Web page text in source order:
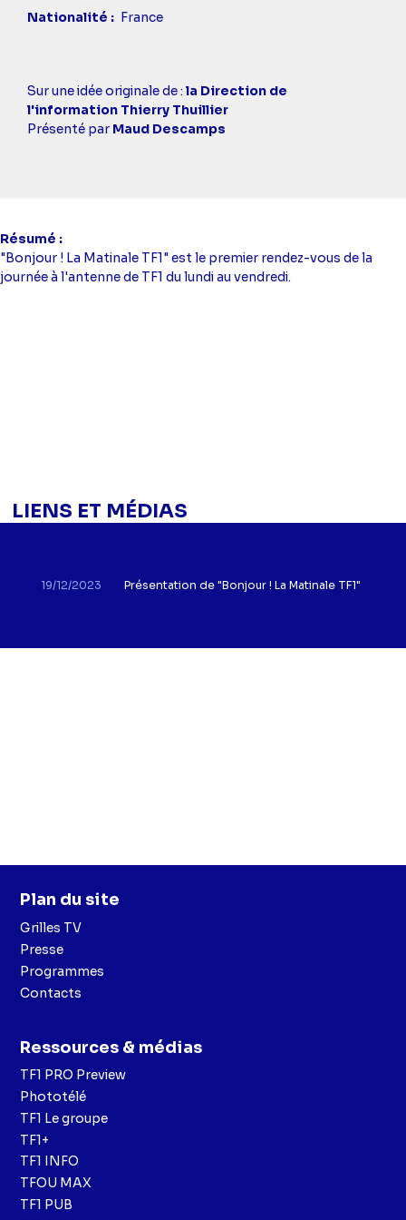
Nationalité
France
Casting
simba
Sur une idée originale de : la Direction de
l'information Thierry Thuillier
Présenté par Maud Descamps
Résumé
"Bonjour ! La Matinale TF1" est le premier rendez-vous de la
journée à l'antenne de TF1 du lundi au vendredi.
LIENS ET MÉDIAS
19/12/2023 Présentation de "Bonjour ! La Matinale TF1"
Plan du site
Grilles TV
Presse
Programmes
Contacts
Ressources & médias
TF1 PRO Preview
Phototélé
TF1 Le groupe
TF1+
TF1 INFO
TFOU MAX
TF1 PUB